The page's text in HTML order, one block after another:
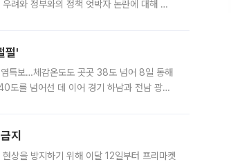
려와 정부와의 정책 엇박자 논란에 대해 정
펄'
특보…체감온도도 곳곳 38도 넘어 8일 동해
도를 넘어선 데 이어 경기 하남과 전남 광양
지
상을 방지하기 위해 이달 12일부터 프리마켓